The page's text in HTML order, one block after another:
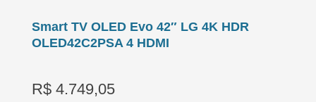
Smart TV OLED Evo 42″ LG 4K HDR
OLED42C2PSA 4 HDMI
R$ 4.749,05